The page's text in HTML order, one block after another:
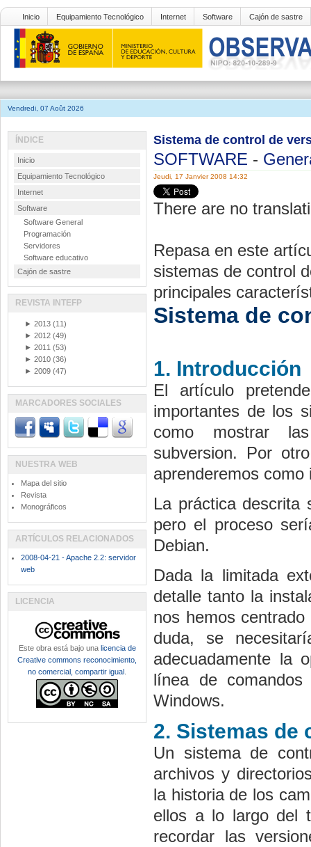
Inicio Equipamiento Tecnológico Internet Software Cajón de sastre
Vendredi, 07 Août 2026
Sistema de control de
SOFTWARE -
Jeudi, 17 Janvier 2008 14:32
There are no
Repasa en este
sistemas de control
principales
Sistema de
1. Introducción
El artículo
importantes de los
como mostrar
subversion. Por
aprenderemos
La práctica descrita
pero el proceso
Debian.
Dada la limitada
detalle tanto la
nos hemos
duda, se
adecuadamente la
línea de
Windows.
2. Sistemas de
Un sistema de
archivos y
la historia de los
ellos a lo largo del
recordar las
ÍNDICE
Inicio
Equipamiento Tecnológico
Internet
Software
Software General
Programación
Servidores
Software educativo
Cajón de sastre
REVISTA INTEFP
► 2013 (11)
► 2012 (49)
► 2011 (53)
► 2010 (36)
► 2009 (47)
MARCADORES SOCIALES
NUESTRA WEB
Mapa del sitio
Revista
Monográficos
ARTÍCULOS RELACIONADOS
2008-04-21 - Apache 2.2: servidor
web
LICENCIA
Este obra está bajo una licencia de
Creative commons reconocimiento,
no comercial, compartir igual